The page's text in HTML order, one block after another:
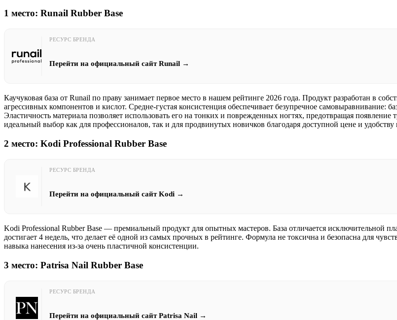
1 место: Runail Rubber Base
РЕСУРС БРЕНДА
Перейти на официальный сайт Runail →
Каучуковая база от Runail по праву занимает первое место в нашем рейтинге 2026 года. Продукт разработан в
агрессивных компонентов и кислот. Средне-густая консистенция обеспечивает безупречное самовыравнивание:
Эластичность материала позволяет использовать его на тонких и поврежденных ногтях, предотвращая
идеальный выбор как для профессионалов, так и для продвинутых новичков благодаря доступной цене и удобству
2 место: Kodi Professional Rubber Base
РЕСУРС БРЕНДА
Перейти на официальный сайт Kodi →
Kodi Professional Rubber Base — премиальный продукт для опытных мастеров. База отличается исключительной
достигает 4 недель, что делает её одной из самых прочных в рейтинге. Формула не токсична и безопасна для
навыка нанесения из-за очень пластичной консистенции.
3 место: Patrisa Nail Rubber Base
РЕСУРС БРЕНДА
Перейти на официальный сайт Patrisa Nail →